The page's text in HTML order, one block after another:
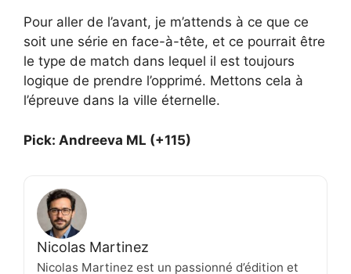
Pour aller de l’avant, je m’attends à ce que ce
soit une série en face-à-tête, et ce pourrait être
le type de match dans lequel il est toujours
logique de prendre l’opprimé. Mettons cela à
l’épreuve dans la ville éternelle.
Pick: Andreeva ML (+115)
Nicolas Martinez
Nicolas Martinez est un passionné d’édition et